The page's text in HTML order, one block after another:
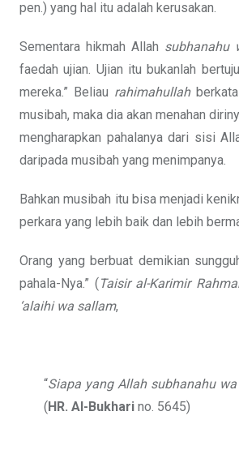
pen.) yang hal itu adalah kerusakan.
Sementara hikmah Allah subhanahu
faedah ujian. Ujian itu bukanlah
mereka.” Beliau rahimahullahberkata
musibah, maka dia akan menahan
mengharapkan pahalanya dari sisi
daripada musibah yang menimpanya.
Bahkan musibah itu bisa menjadi
perkara yang lebih baik dan lebih
Orang yang berbuat demikian
pahala-Nya.” ( Taisir al-Karimir
‘alaihi wa sallam,
“Siapa yang Allah subhanahu wa
( HR. Al-Bukhari no. 5645)